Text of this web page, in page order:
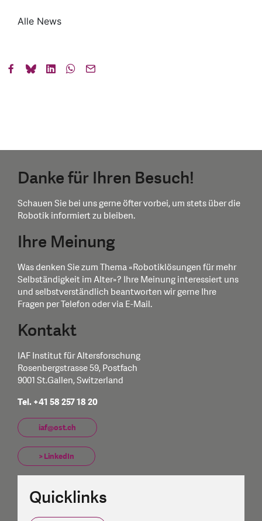
Alle News
Danke für Ihren Besuch!
Schauen Sie bei uns gerne öfter vorbei, um stets über die
Robotik informiert zu bleiben.
Ihre Meinung
Was denken Sie zum Thema «Robotiklösungen für mehr
Selbständigkeit im Alter»? Ihre Meinung interessiert uns
und selbstverständlich beantworten wir gerne Ihre
Fragen per Telefon oder via E-Mail.
Kontakt
IAF Institut für Altersforschung
Rosenbergstrasse 59, Postfach
9001 St.Gallen, Switzerland
Tel. +41 58 257 18 20
iaf@ost.ch
> LinkedIn
Quicklinks